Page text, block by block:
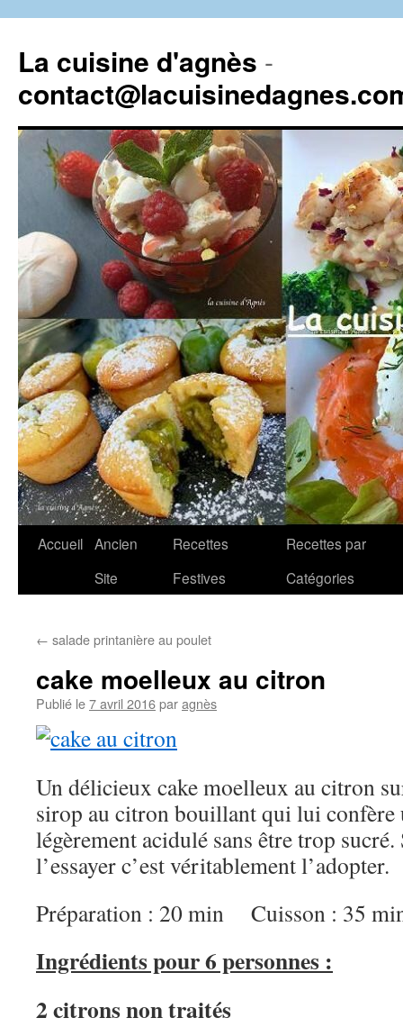
La cuisine d'agnès -
Aller
Accueil Ancien
Site
Recettes
Festives
Recettes par
Catégories
← salade printanière au poulet
cake moelleux au citron
Publié le7 avril 2016paragnès
Un délicieux cake moelleux au citron
sirop au citron bouillant qui lui confère
légèrement acidulé sans être trop
l’essayer c’est véritablement l’adopter.
Préparation : 20 min Cuisson : 35
Ingrédients pour 6 personnes :
2 citrons non traités